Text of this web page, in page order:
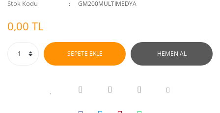
Stok Kodu GM200MULTIMEDYA
0,00 TL
SEPETE EKLE HEMEN AL